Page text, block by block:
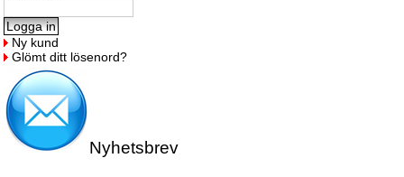
Ny kund
Glömt ditt lösenord?
Nyhetsbrev